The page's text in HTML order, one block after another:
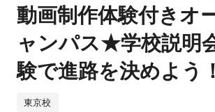
動画制作体験付きオ
ャンパス★学校説明
験で進路を決めよう！
東京校